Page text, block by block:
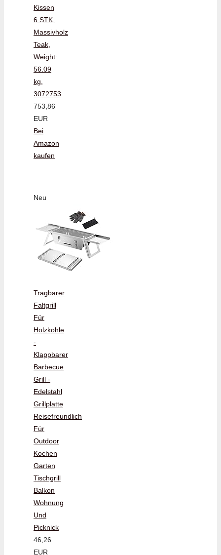
Kissen
6 STK.
Massivholz
Teak,
Weight:
56.09
kg,
3072753
753,86
EUR
Bei
Amazon
kaufen
Neu
Tragbarer
Faltgrill
Für
Holzkohle
-
Klappbarer
Barbecue
Grill -
Edelstahl
Grillplatte
Reisefreundlich
Für
Outdoor
Kochen
Garten
Tischgrill
Balkon
Wohnung
Und
Picknick
46,26
EUR